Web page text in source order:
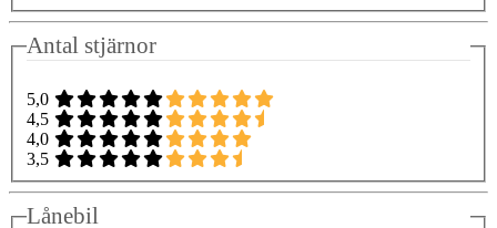
Antal stjärnor
5,0
4,5
4,0
3,5
Lånebil